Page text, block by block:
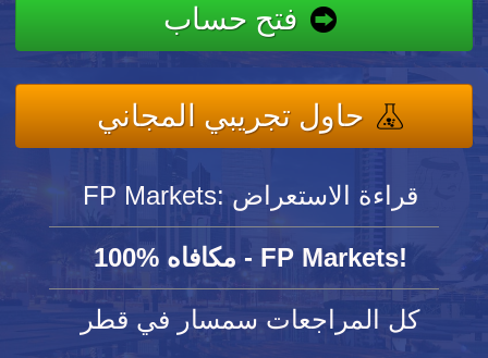
فتح حساب
حاول تجريبي المجاني
FP Markets: قراءة الاستعراض
100% مكافاه - FP Markets!
كل المراجعات سمسار في قطر